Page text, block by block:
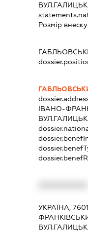
Розмір
ІВАНО-
УКРАЇНА,